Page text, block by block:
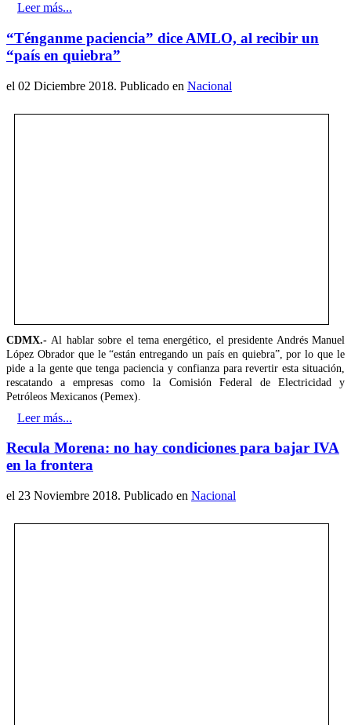
Leer más...
“Ténganme paciencia” dice AMLO, al recibir un
“país en quiebra”
el 02 Diciembre 2018. Publicado en Nacional
CDMX.- Al hablar sobre el tema energético, el presidente Andrés Manuel
López Obrador que le “están entregando un país en quiebra”, por lo que le
pide a la gente que tenga paciencia y confianza para revertir esta situación,
rescatando a empresas como la Comisión Federal de Electricidad y
Petróleos Mexicanos (Pemex).
Leer más...
Recula Morena: no hay condiciones para bajar IVA
en la frontera
el 23 Noviembre 2018. Publicado en Nacional